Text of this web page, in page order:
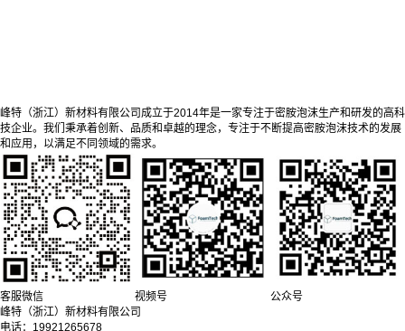
峰特（浙江）新材料有限公司成立于2014年是一家专注于密胺泡沫生产和研发的高科
技企业。我们秉承着创新、品质和卓越的理念，专注于不断提高密胺泡沫技术的发展
和应用，以满足不同领域的需求。
客服微信 视频号
公众号
峰特（浙江）新材料有限公司
电话：19921265678